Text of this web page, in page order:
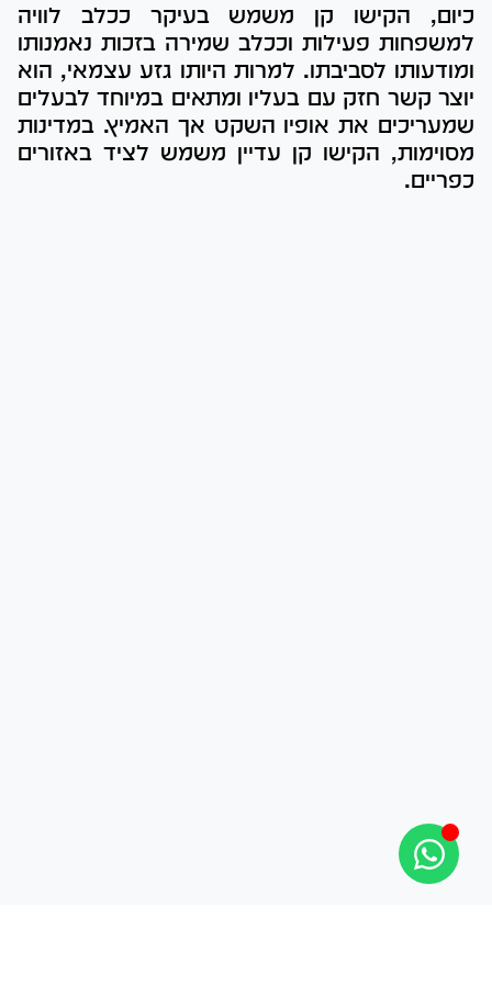
כיום, הקישו קן משמש בעיקר ככלב לוויה
למשפחות פעילות וככלב שמירה בזכות נאמנותו
ומודעותו לסביבתו. למרות היותו גזע עצמאי, הוא
יוצר קשר חזק עם בעליו ומתאים במיוחד לבעלים
שמעריכים את אופיו השקט אך האמיץ. במדינות
מסוימות, הקישו קן עדיין משמש לציד באזורים
כפריים.